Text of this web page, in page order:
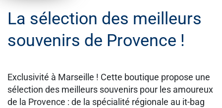
La sélection des meilleurs
souvenirs de Provence !
Exclusivité à Marseille ! Cette boutique propose une
sélection des meilleurs souvenirs pour les amoureux
de la Provence : de la spécialité régionale au it-bag